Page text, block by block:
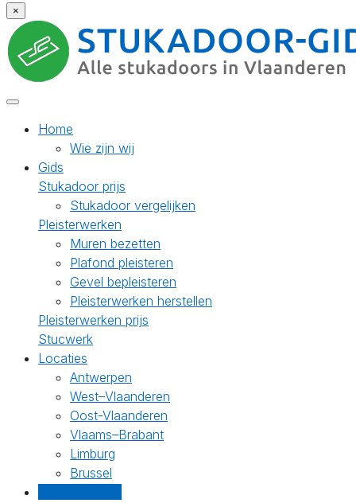
×
Home
Wie zijn wij
Gids
Stukadoor prijs
Stukadoor vergelijken
Pleisterwerken
Muren bezetten
Plafond pleisteren
Gevel bepleisteren
Pleisterwerken herstellen
Pleisterwerken prijs
Stucwerk
Locaties
Antwerpen
West–Vlaanderen
Oost-Vlaanderen
Vlaams–Brabant
Limburg
Brussel